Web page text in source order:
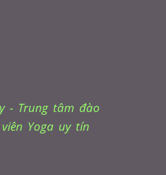
- Trung tâm đào
Yoga uy tín